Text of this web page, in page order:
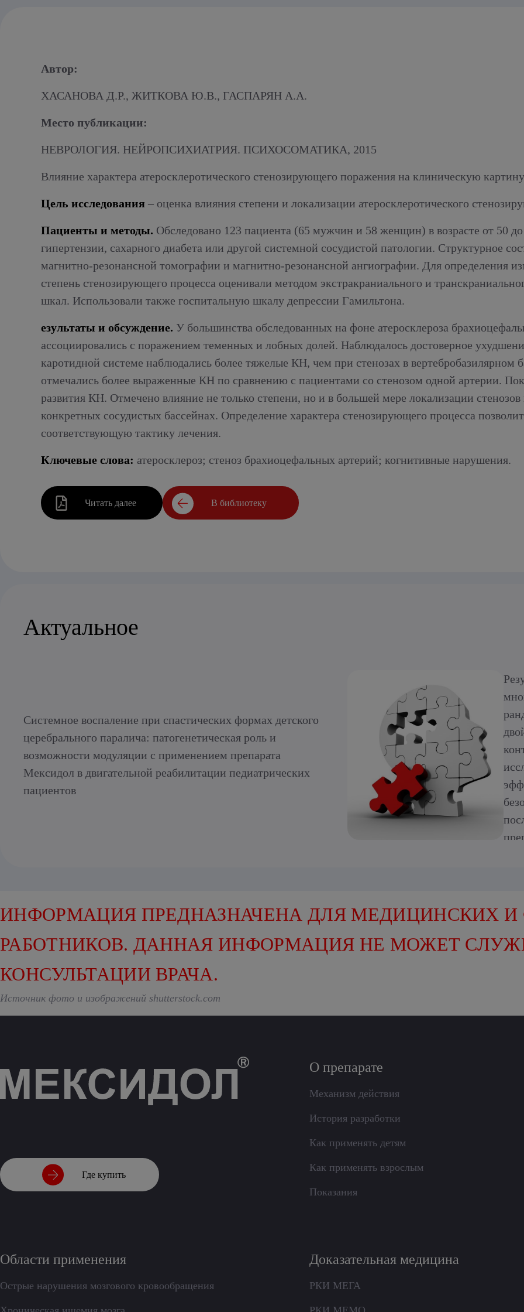
Автор:
ХАСАНОВА Д.Р., ЖИТКОВА Ю.В., ГАСПАРЯН А.А.
Место публикации:
НЕВРОЛОГИЯ. НЕЙРОПСИХИАТРИЯ. ПСИХОСОМАТИКА, 2015
Влияние характера атеросклеротического стенозирующего поражения на клиническую
Цель исследования – оценка влияния степени и локализации атеросклеротического
Пациенты и методы. Обследовано 123 пациента (65 мужчин и 58 женщин) в возрасте от 50
гипертензии, сахарного диабета или другой системной сосудистой патологии. Структурное
магнитно-резонансной томографии и магнитно-резонансной ангиографии. Для определения
степень стенозирующего процесса оценивали методом экстракраниального и
шкал. Использовали также госпитальную шкалу депрессии Гамильтона.
езультаты и обсуждение. У большинства обследованных на фоне атеросклероза
ассоциировались с поражением теменных и лобных долей. Наблюдалось достоверное
каротидной системе наблюдались более тяжелые КН, чем при стенозах в
отмечались более выраженные КН по сравнению с пациентами со стенозом одной артерии.
развития КН. Отмечено влияние не только степени, но и в большей мере локализации
конкретных сосудистых бассейнах. Определение характера стенозирующего процесса
соответствующую тактику лечения.
Ключевые слова: атеросклероз; стеноз брахиоцефальных артерий; когнитивные нарушения.
Читать далее В библиотеку
Актуальное
Системное воспаление при спастических формах детского
церебрального паралича: патогенетическая роль и
возможности модуляции с применением препарата
Мексидол в двигательной реабилитации педиатрических
пациентов
ИНФОРМАЦИЯ ПРЕДНАЗНАЧЕНА ДЛЯ МЕДИЦИНСКИХ
РАБОТНИКОВ. ДАННАЯ ИНФОРМАЦИЯ НЕ МОЖЕТ
КОНСУЛЬТАЦИИ ВРАЧА.
Источник фото и изображений shutterstock.com
Где купить
О препарате
Механизм действия
История разработки
Как применять детям
Как применять взрослым
Показания
Области применения
Острые нарушения мозгового кровообращения
Доказательная медицина
РКИ МЕГА